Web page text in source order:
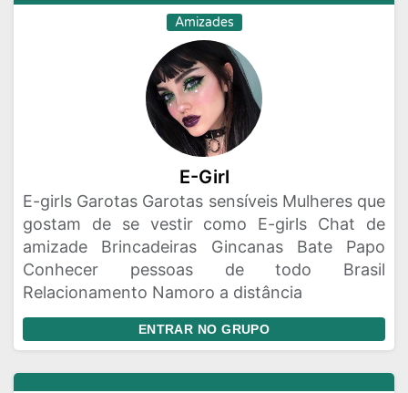
Amizades
E-Girl
E-girls Garotas Garotas sensíveis Mulheres que
gostam de se vestir como E-girls Chat de
amizade Brincadeiras Gincanas Bate Papo
Conhecer pessoas de todo Brasil
Relacionamento Namoro a distância
ENTRAR NO GRUPO